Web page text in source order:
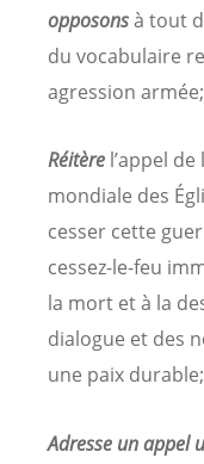
opposonsà tout
du vocabulaire
agression armée;
Réitère l’appel
mondiale des
cesser cette
cessez-le-feu
la mort et à la
dialogue et des
une paix durable;
Adresse un appel